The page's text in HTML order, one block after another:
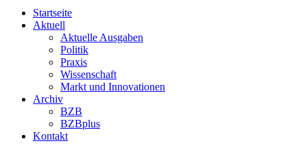
Startseite
Aktuell
Aktuelle Ausgaben
Politik
Praxis
Wissenschaft
Markt und Innovationen
Archiv
BZB
BZBplus
Kontakt